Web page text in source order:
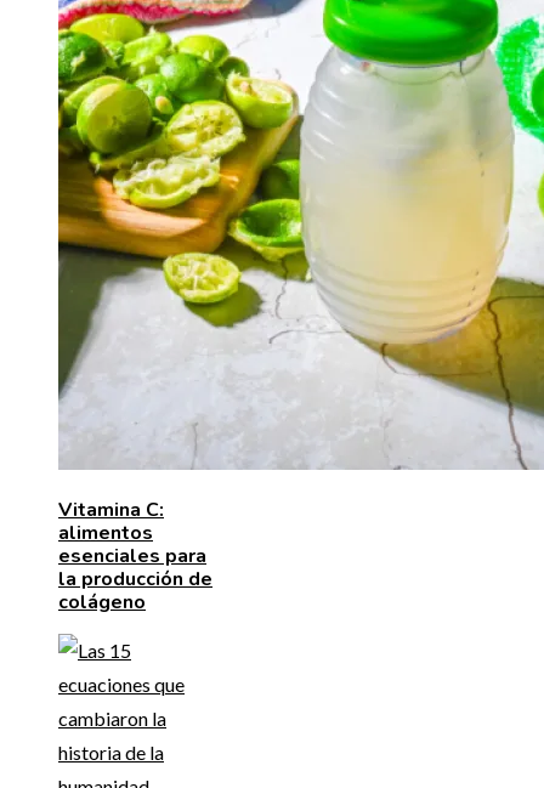
Vitamina C:
alimentos
esenciales para
la producción de
colágeno